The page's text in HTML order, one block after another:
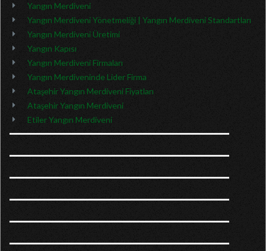
Yangın Merdiveni
Yangın Merdiveni Yönetmeliği | Yangın Merdiveni Standartları
Yangın Merdiveni Üretimi
Yangın Kapısı
Yangın Merdiveni Firmaları
Yangın Merdiveninde Lider Firma
Ataşehir Yangın Merdiveni Fiyatları
Ataşehir Yangın Merdiveni
Etiler Yangın Merdiveni